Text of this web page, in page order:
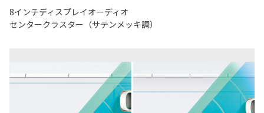
8インチディスプレイオーディオ
センタークラスター（サテンメッキ調）